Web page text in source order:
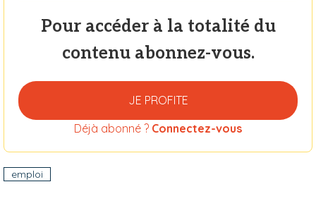
Pour accéder à la totalité du
contenu abonnez-vous.
JE PROFITE
Déjà abonné ? Connectez-vous
emploi